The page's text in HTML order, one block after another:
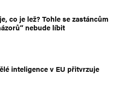
co je lež? Tohle se zastáncům
nebude líbit
inteligence v EU přitvrzuje